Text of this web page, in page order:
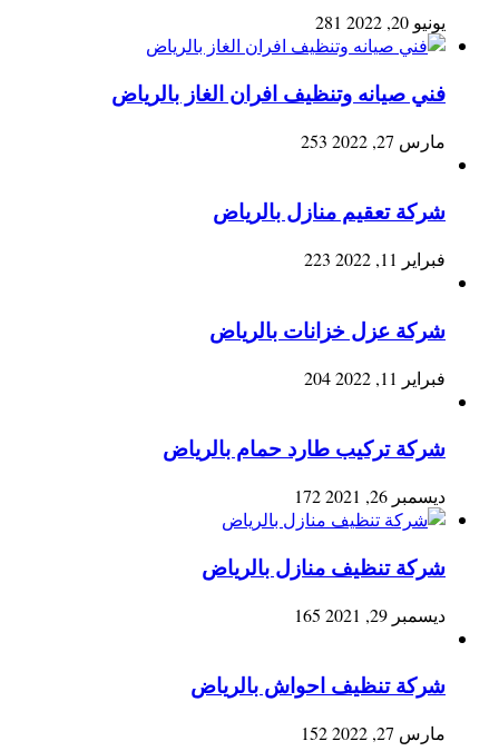
يونيو 20, 2022 281
فني صيانه وتنظيف افران الغاز بالرياض
مارس 27, 2022 253
شركة تعقيم منازل بالرياض
فبراير 11, 2022 223
شركة عزل خزانات بالرياض
فبراير 11, 2022 204
شركة تركيب طارد حمام بالرياض
ديسمبر 26, 2021 172
شركة تنظيف منازل بالرياض
ديسمبر 29, 2021 165
شركة تنظيف احواش بالرياض
مارس 27, 2022 152